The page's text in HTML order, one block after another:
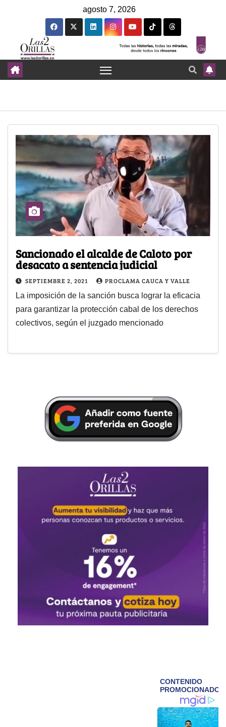
agosto 7, 2026
Sancionado el alcalde de Caloto por
desacato a sentencia judicial
SEPTIEMBRE 2, 2021 PROCLAMA CAUCA Y VALLE
La imposición de la sanción busca lograr la eficacia
para garantizar la protección cabal de los derechos
colectivos, según el juzgado mencionado